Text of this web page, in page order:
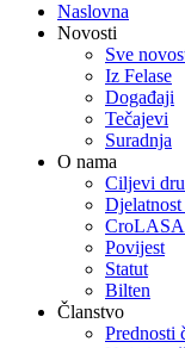
Naslovna
Novosti
Sve
Iz Felase
Događaji
Tečajevi
Suradnja
O nama
Ciljevi
Djelatnost
Povijest
Statut
Bilten
Članstvo
Prednosti